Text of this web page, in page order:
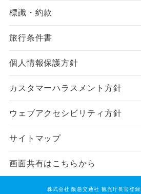
標識・約款
旅行条件書
個人情報保護方針
カスタマーハラスメント方針
ウェブアクセシビリティ方針
サイトマップ
画面共有はこちらから
株式会社 阪急交通社 観光庁長官登